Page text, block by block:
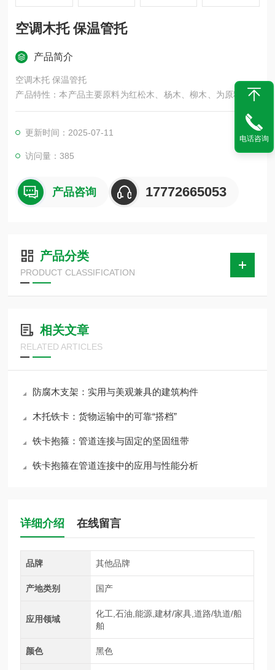
空调木托 保温管托
产品简介
空调木托 保温管托
产品特性：本产品主要原料为红松木、杨木、柳木、为原料、木
托表面做防腐沥青柒侵泡、此产品防腐性能好、可反复拆装。
更新时间：2025-07-11
访问量：385
产品咨询 17772665053
产品分类
PRODUCT CLASSIFICATION
相关文章
RELATED ARTICLES
防腐木支架：实用与美观兼具的建筑构件
木托铁卡：货物运输中的可靠“搭档”
铁卡抱箍：管道连接与固定的坚固纽带
铁卡抱箍在管道连接中的应用与性能分析
详细介绍 在线留言
品牌 其他品牌
产地类别 国产
应用领域
化工,石油,能源,建材/家具,道路/轨道/船
舶
颜色 黑色
电话咨询